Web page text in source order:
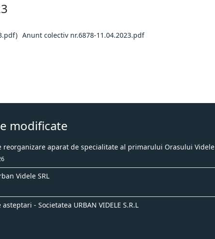
Anunt colectiv nr.6878-11.04.2023.pdf
modificate
reorganizare aparat de specialitate al primarului Orasului Videle
Videle SRL
- Societatea URBAN VIDELE S.R.L